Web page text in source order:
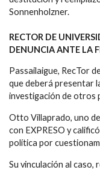
Sonnenholzner.
RECTOR DE
DENUNCIA ANTE LA
Passailaigue, RecTor
que deberá presentar
investigación de otros
Otto Villaprado, uno
con EXPRESO y
política por
Su vinculación al